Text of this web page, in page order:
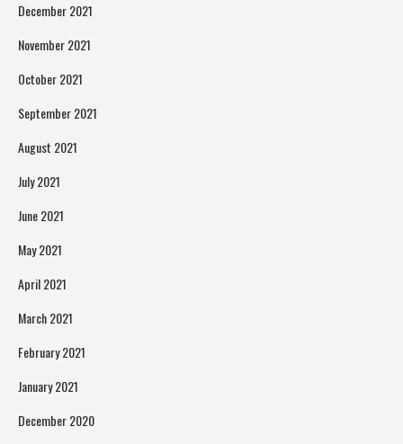
December 2021
November 2021
October 2021
September 2021
August 2021
July 2021
June 2021
May 2021
April 2021
March 2021
February 2021
January 2021
December 2020